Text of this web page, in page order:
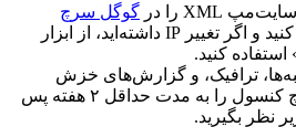
سایت‌مپ XML را در
گوگل سرچ
به‌روزرسانی کنید و اگر تغییر IP داشته‌اید، از ابزار
ترافیک، و گزارش‌های خزش
(crawl) در گوگل سرچ کنسول را به مدت حداقل ۲ هفته پس
نظر بگیرید.